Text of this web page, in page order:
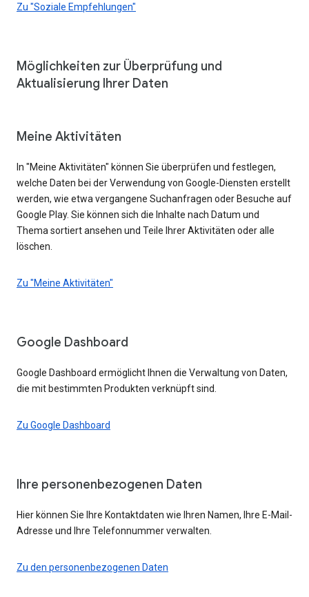
Zu "Soziale Empfehlungen"
Möglichkeiten zur Überprüfung und
Aktualisierung Ihrer Daten
Meine Aktivitäten
In "Meine Aktivitäten" können Sie überprüfen und festlegen,
welche Daten bei der Verwendung von Google-Diensten erstellt
werden, wie etwa vergangene Suchanfragen oder Besuche auf
Google Play. Sie können sich die Inhalte nach Datum und
Thema sortiert ansehen und Teile Ihrer Aktivitäten oder alle
löschen.
Zu "Meine Aktivitäten"
Google Dashboard
Google Dashboard ermöglicht Ihnen die Verwaltung von Daten,
die mit bestimmten Produkten verknüpft sind.
Zu Google Dashboard
Ihre personenbezogenen Daten
Hier können Sie Ihre Kontaktdaten wie Ihren Namen, Ihre E-Mail-
Adresse und Ihre Telefonnummer verwalten.
Zu den personenbezogenen Daten